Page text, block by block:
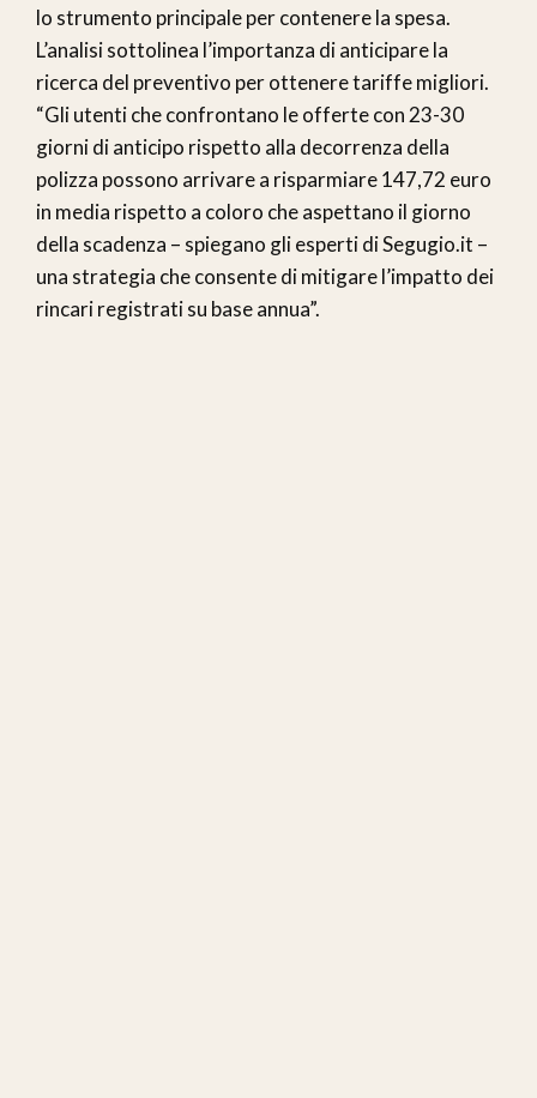
lo strumento principale per contenere la spesa.
L’analisi sottolinea l’importanza di anticipare la
ricerca del preventivo per ottenere tariffe migliori.
“Gli utenti che confrontano le offerte con 23-30
giorni di anticipo rispetto alla decorrenza della
polizza possono arrivare a risparmiare 147,72 euro
in media rispetto a coloro che aspettano il giorno
della scadenza – spiegano gli esperti di Segugio.it –
una strategia che consente di mitigare l’impatto dei
rincari registrati su base annua”.